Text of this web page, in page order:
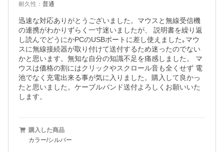
耐久性 ： 普通
迅速な対応ありがとうございました。マウスと無線受信機
の連携がわかりずらく一寸迷いましたが、 説明書を繰り返
し読んでどうにかPCのUSBポートに差し使えました｡マウ
スに無線接続器が取り付けて送付するため迷ったのでない
かと思います。無知な自分の知識不足を痛感しました。 マ
ウスは価格の割にはクリックやスクロール音も全くせず 電
池でなく充電出来る事が気に入りました。購入して良かっ
たと思いました。ケーブルバンド送付よろしくお願いいた
します。
購入した商品
カラー/シルバー